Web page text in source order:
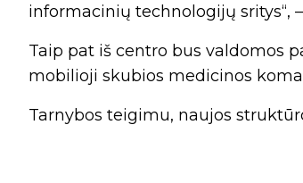
informacinių technologijų sritys“,
Taip pat iš centro bus valdomos
mobilioji skubios medicinos
Tarnybos teigimu, naujos